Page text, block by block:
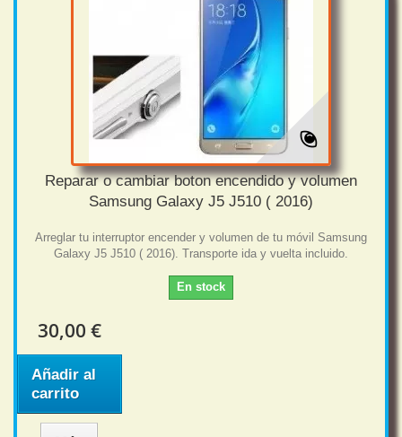
Reparar o cambiar boton encendido y volumen
Samsung Galaxy J5 J510 ( 2016)
Arreglar tu interruptor encender y volumen de tu móvil Samsung
Galaxy J5 J510 ( 2016). Transporte ida y vuelta incluido.
En stock
30,00 €
Añadir al
carrito